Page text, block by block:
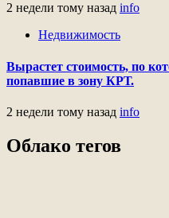
2 недели тому назад info
Недвижимость
Вырастет стоимость, по
попавшие в зону КРТ.
2 недели тому назад info
Облако тегов